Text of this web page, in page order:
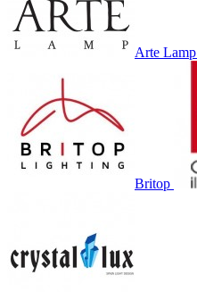
Arte Lamp
Britop